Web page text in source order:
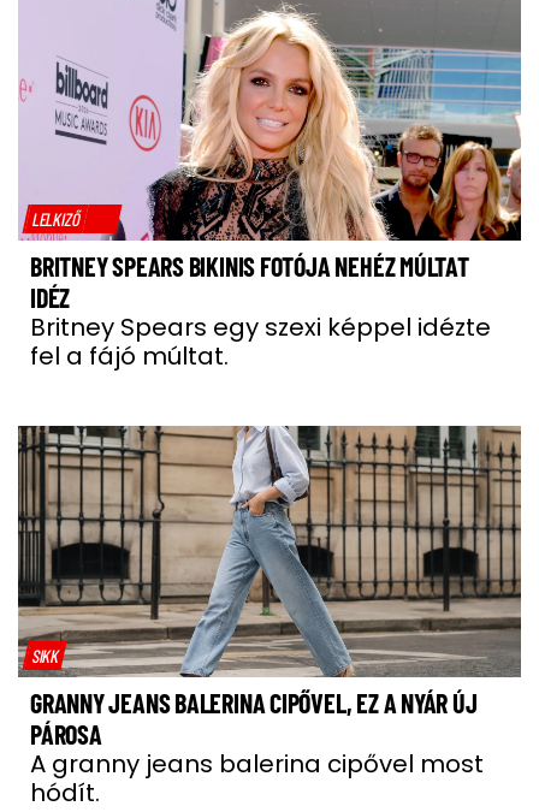
LELKIZŐ
BRITNEY SPEARS BIKINIS FOTÓJA NEHÉZ MÚLTAT
IDÉZ
Britney Spears egy szexi képpel idézte
fel a fájó múltat.
SIKK
GRANNY JEANS BALERINA CIPŐVEL, EZ A NYÁR ÚJ
PÁROSA
A granny jeans balerina cipővel most
hódít.